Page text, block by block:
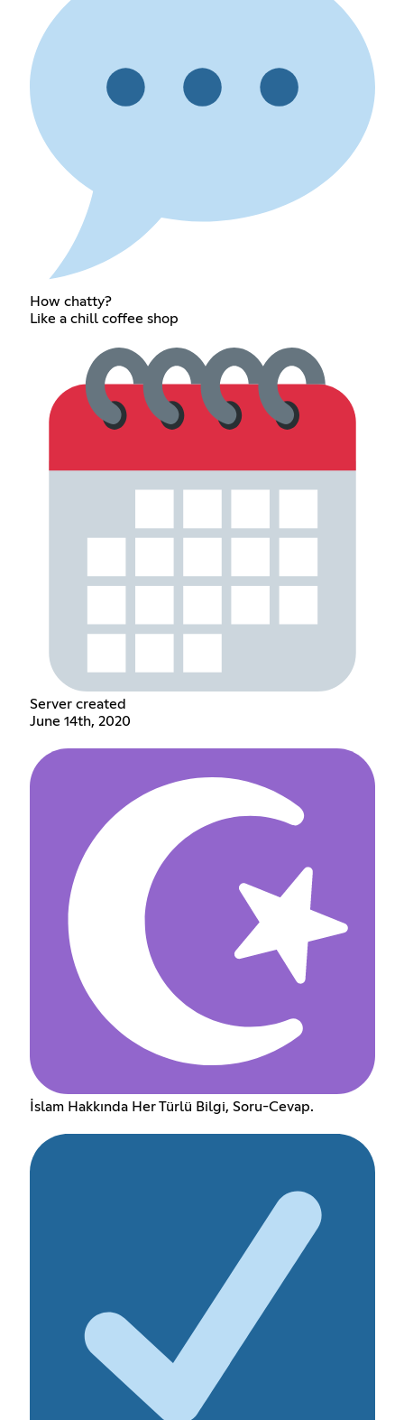
How chatty?
Like a chill coffee shop
Server created
June 14th, 2020
İslam Hakkında Her Türlü Bilgi, Soru-Cevap.